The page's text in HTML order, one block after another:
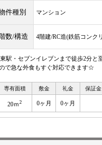
件種別 マンション
階数/構造 4階建/RC造(鉄筋コンク
・セブンイレブンまで徒歩2分と
で急な外食もすぐ対応できます☆
専有面積 敷金 礼金 保証金
20ｍ2 0ヶ月 0ヶ月